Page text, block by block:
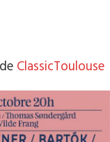
ClassicToulouse